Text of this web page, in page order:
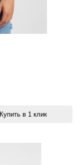
Купить в 1 клик